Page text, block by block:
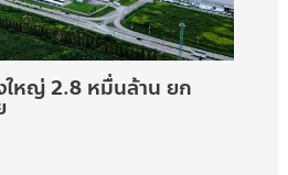
ใหญ่ 2.8 หมื่นล้าน ยก